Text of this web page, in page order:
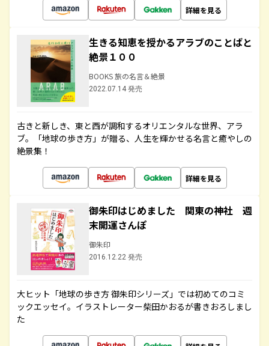
詳細を見る
生きる知恵を授かるアラブのことばと
絶景１００
BOOKS 旅の名言＆絶景
2022.07.14 発売
古きと新しき、東と西が調和するオリエンタルな世界、アラ
ブ。「地球の歩き方」が贈る、人生を輝かせる名言と癒やしの
絶景集！
詳細を見る
御朱印はじめました 関東の神社 週
末開運さんぽ
御朱印
2016.12.22 発売
大ヒット「地球の歩き方 御朱印シリーズ」では初めてのコミ
ックエッセイ。イラストレーター柴田かおるが書きおろしまし
た